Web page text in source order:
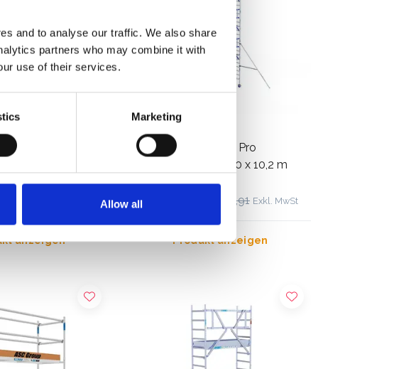
and to analyse our traffic. We also share
partners who may combine it with
use of their services.
Marketing
Allow all
AGS Pro
anzeigen
ASC Rollgerüst AGS Pro
doppelseitig 75 x 250 x 10,2 m
Arbeitshöhe
€4.399,00 €5.456,91 Exkl. MwSt
Produkt anzeigen